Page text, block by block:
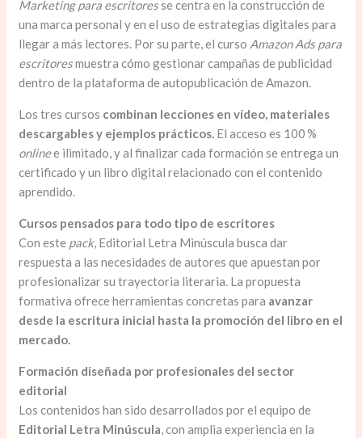
Marketing para escritoresse centra en la construcción de
una marca personal y en el uso de estrategias digitales para
llegar a más lectores. Por su parte, el curso Amazon Ads para
escritoresmuestra cómo gestionar campañas de publicidad
dentro de la plataforma de autopublicación de Amazon.
Los tres cursos combinan lecciones en vídeo, materiales
descargables y ejemplos prácticos. El acceso es 100 %
onlinee ilimitado, y al finalizar cada formación se entrega un
certificado y un libro digital relacionado con el contenido
aprendido.
Cursos pensados para todo tipo de escritores
Con este pack, Editorial Letra Minúscula busca dar
respuesta a las necesidades de autores que apuestan por
profesionalizar su trayectoria literaria. La propuesta
formativa ofrece herramientas concretas para avanzar
desde la escritura inicial hasta la promoción del libro en el
mercado.
Formación diseñada por profesionales del sector
editorial
Los contenidos han sido desarrollados por el equipo de
Editorial Letra Minúscula, con amplia experiencia en la